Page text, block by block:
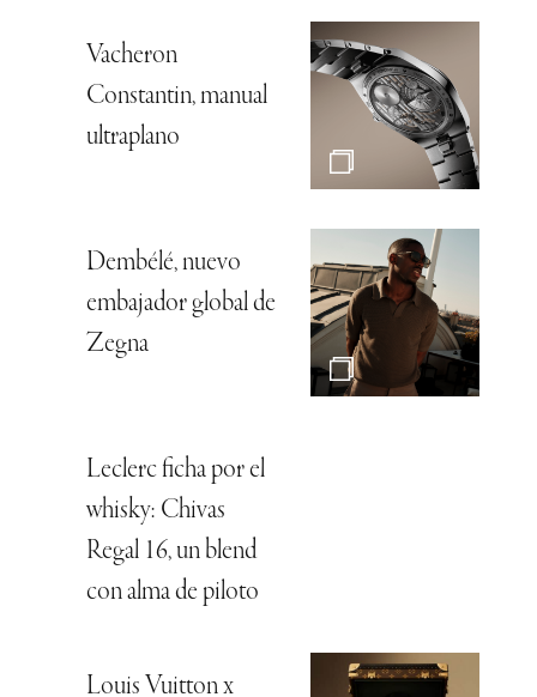
Vacheron
Constantin, manual
ultraplano
Dembélé, nuevo
embajador global de
Zegna
Leclerc ficha por el
whisky: Chivas
Regal 16, un blend
con alma de piloto
Louis Vuitton x